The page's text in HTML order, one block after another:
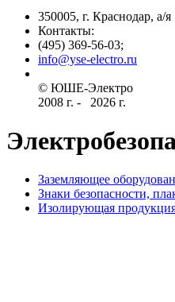
350005, г. Краснодар, а/я
Контакты: ­
(495) 369-56-03;
info@yse-electro.ru­
© ЮШЕ-Эл­ектро ­
2008 г­. - ­ ­­­­­
2026 г.
Заземляющее
Знаки безопасности,
Изолирующая